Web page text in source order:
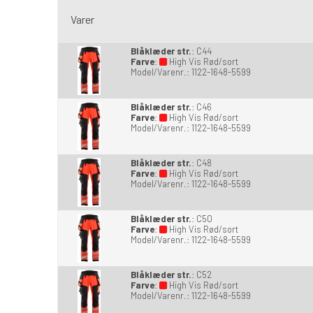
Varer
Blåklæder str.: C44
Farve:
High Vis Rød/sort
Model/Varenr.: 1122-1648-5599
Blåklæder str.: C46
Farve:
High Vis Rød/sort
Model/Varenr.: 1122-1648-5599
Blåklæder str.: C48
Farve:
High Vis Rød/sort
Model/Varenr.: 1122-1648-5599
Blåklæder str.: C50
Farve:
High Vis Rød/sort
Model/Varenr.: 1122-1648-5599
Blåklæder str.: C52
Farve:
High Vis Rød/sort
Model/Varenr.: 1122-1648-5599